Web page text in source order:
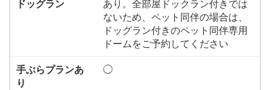
ドッグラン
あり。全部屋ドックラン付きでは
ないため、ペット同伴の場合は、
ドッグラン付きのペット同伴専用
ドームをご予約してください
手ぶらプランあ
り
◯